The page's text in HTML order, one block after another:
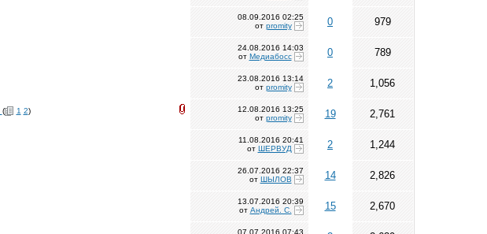
08.09.2016 02:25
от promity 0 979
24.08.2016 14:03
от Медиабосс 0 789
23.08.2016 13:14
от promity 2 1,056
( 1 2)
12.08.2016 13:25
от promity 19 2,761
11.08.2016 20:41
от ШЕРВУД 2 1,244
26.07.2016 22:37
от ШЫЛОВ 14 2,826
13.07.2016 20:39
от Андрей. С. 15 2,670
07.07.2016 07:43